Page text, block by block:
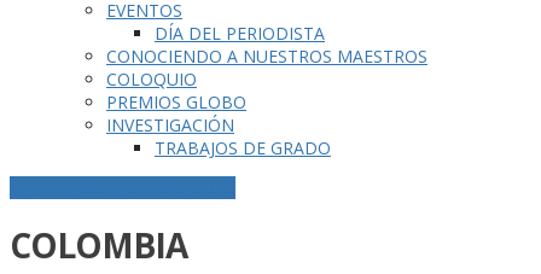
EVENTOS
DÍA DEL PERIODISTA
CONOCIENDO A NUESTROS MAESTROS
COLOQUIO
PREMIOS GLOBO
INVESTIGACIÓN
TRABAJOS DE GRADO
COLOMBIA